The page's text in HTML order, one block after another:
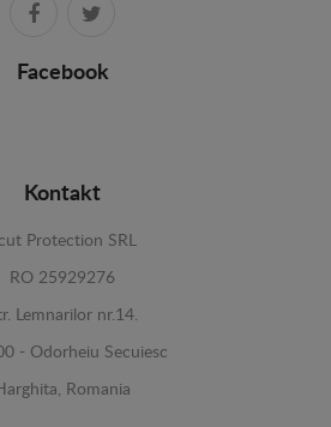
Facebook
Kontakt
Protection SRL
RO 25929276
Lemnarilor nr.14.
- Odorheiu Secuiesc
Romania